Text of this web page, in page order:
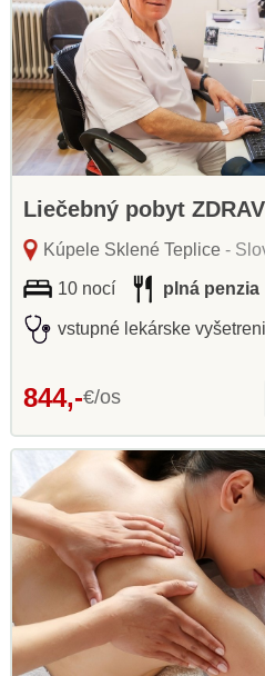
Liečebný pobyt
Kúpele Sklené Teplice-
10 nocí plná penzia
vstupné lekárske
844,-€/os